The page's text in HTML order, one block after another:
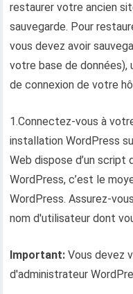
restaurer votre ancien
sauvegarde. Pour
vous devez avoir
votre base de
de connexion de votre
1.Connectez-vous à
installation WordPress
Web dispose d’un script
WordPress, c’est le
WordPress. Assurez-
nom d'utilisateur dont
Important: Vous devez
d'administrateur